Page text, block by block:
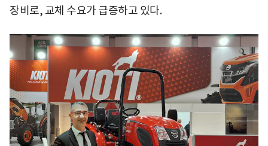
장비로, 교체 수요가 급증하고 있다.